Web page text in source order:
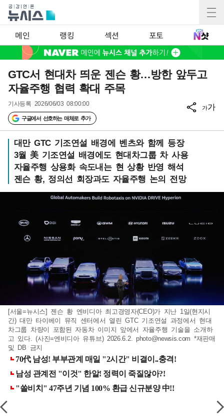
메인 랭킹 섹션 포토
GTC서 현대차 띄운 젠슨 황…방한 앞두고
자율주행 협력 확대 주목
기사등록 2026/06/03 08:00:00
구글에서 선호하는 매체로 추가
가가
대만 GTC 기조연설 배경에 벤츠와 함께 등장
3월 美 기조연설 배경에도 현대차그룹 차 사용
자율주행 상용화 속도내는 현 상황 반영 해석
젠슨 황, 정의선 회장과도 자율주행 논의 전망
[서울=뉴시스] 젠슨 황 엔비디아 최고경영자(CEO)가 지난 1일(현지시
간) 대만 타이베이 뮤직 센터에서 열린 GTC 기조연설 과정에서 현대
차그룹 차량이 포함된 자동차 이미지 앞에서 자율주행 기술을 소개하
고 있다. (사진=엔비디아 유튜브) 2026.6.2. photo@newsis.com *재판매
및 DB 금지